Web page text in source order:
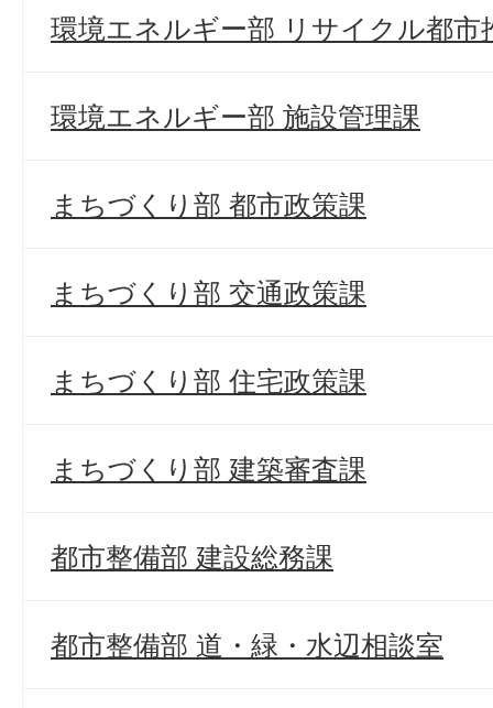
環境エネルギー部 リサイクル都市
環境エネルギー部 施設管理課
まちづくり部 都市政策課
まちづくり部 交通政策課
まちづくり部 住宅政策課
まちづくり部 建築審査課
都市整備部 建設総務課
都市整備部 道・緑・水辺相談室